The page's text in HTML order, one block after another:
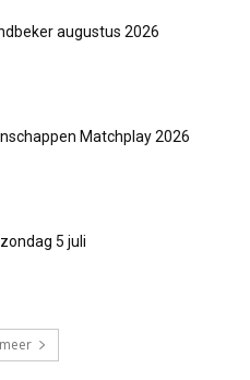
augustus 2026
Matchplay 2026
5 juli